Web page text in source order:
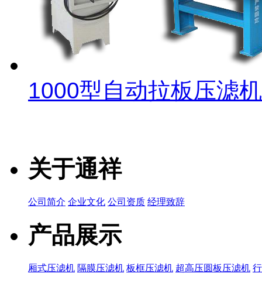
1000型自动拉板压滤机
关于通祥
公司简介 企业文化 公司资质 经理致辞
产品展示
厢式压滤机 隔膜压滤机 板框压滤机 超高压圆板压滤机